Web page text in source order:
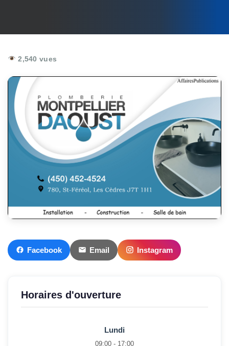
2,540 vues
Facebook Email Instagram
Horaires d'ouverture
Lundi
09:00 - 17:00